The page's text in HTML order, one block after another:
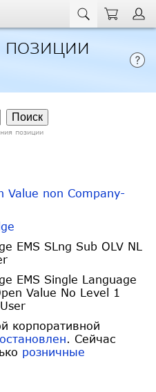
позиции
Value non Company-
EMS SLng Sub OLV NL
EMS Single Language
Value No Level 1
корпоративной
. Сейчас
розничные